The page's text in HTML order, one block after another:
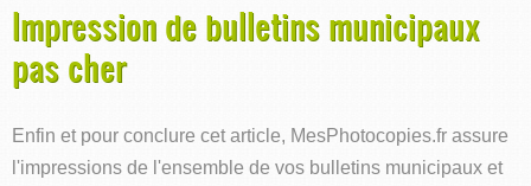
Impression de bulletins municipaux
pas cher
Enfin et pour conclure cet article, MesPhotocopies.fr assure
l'impressions de l'ensemble de vos bulletins municipaux et